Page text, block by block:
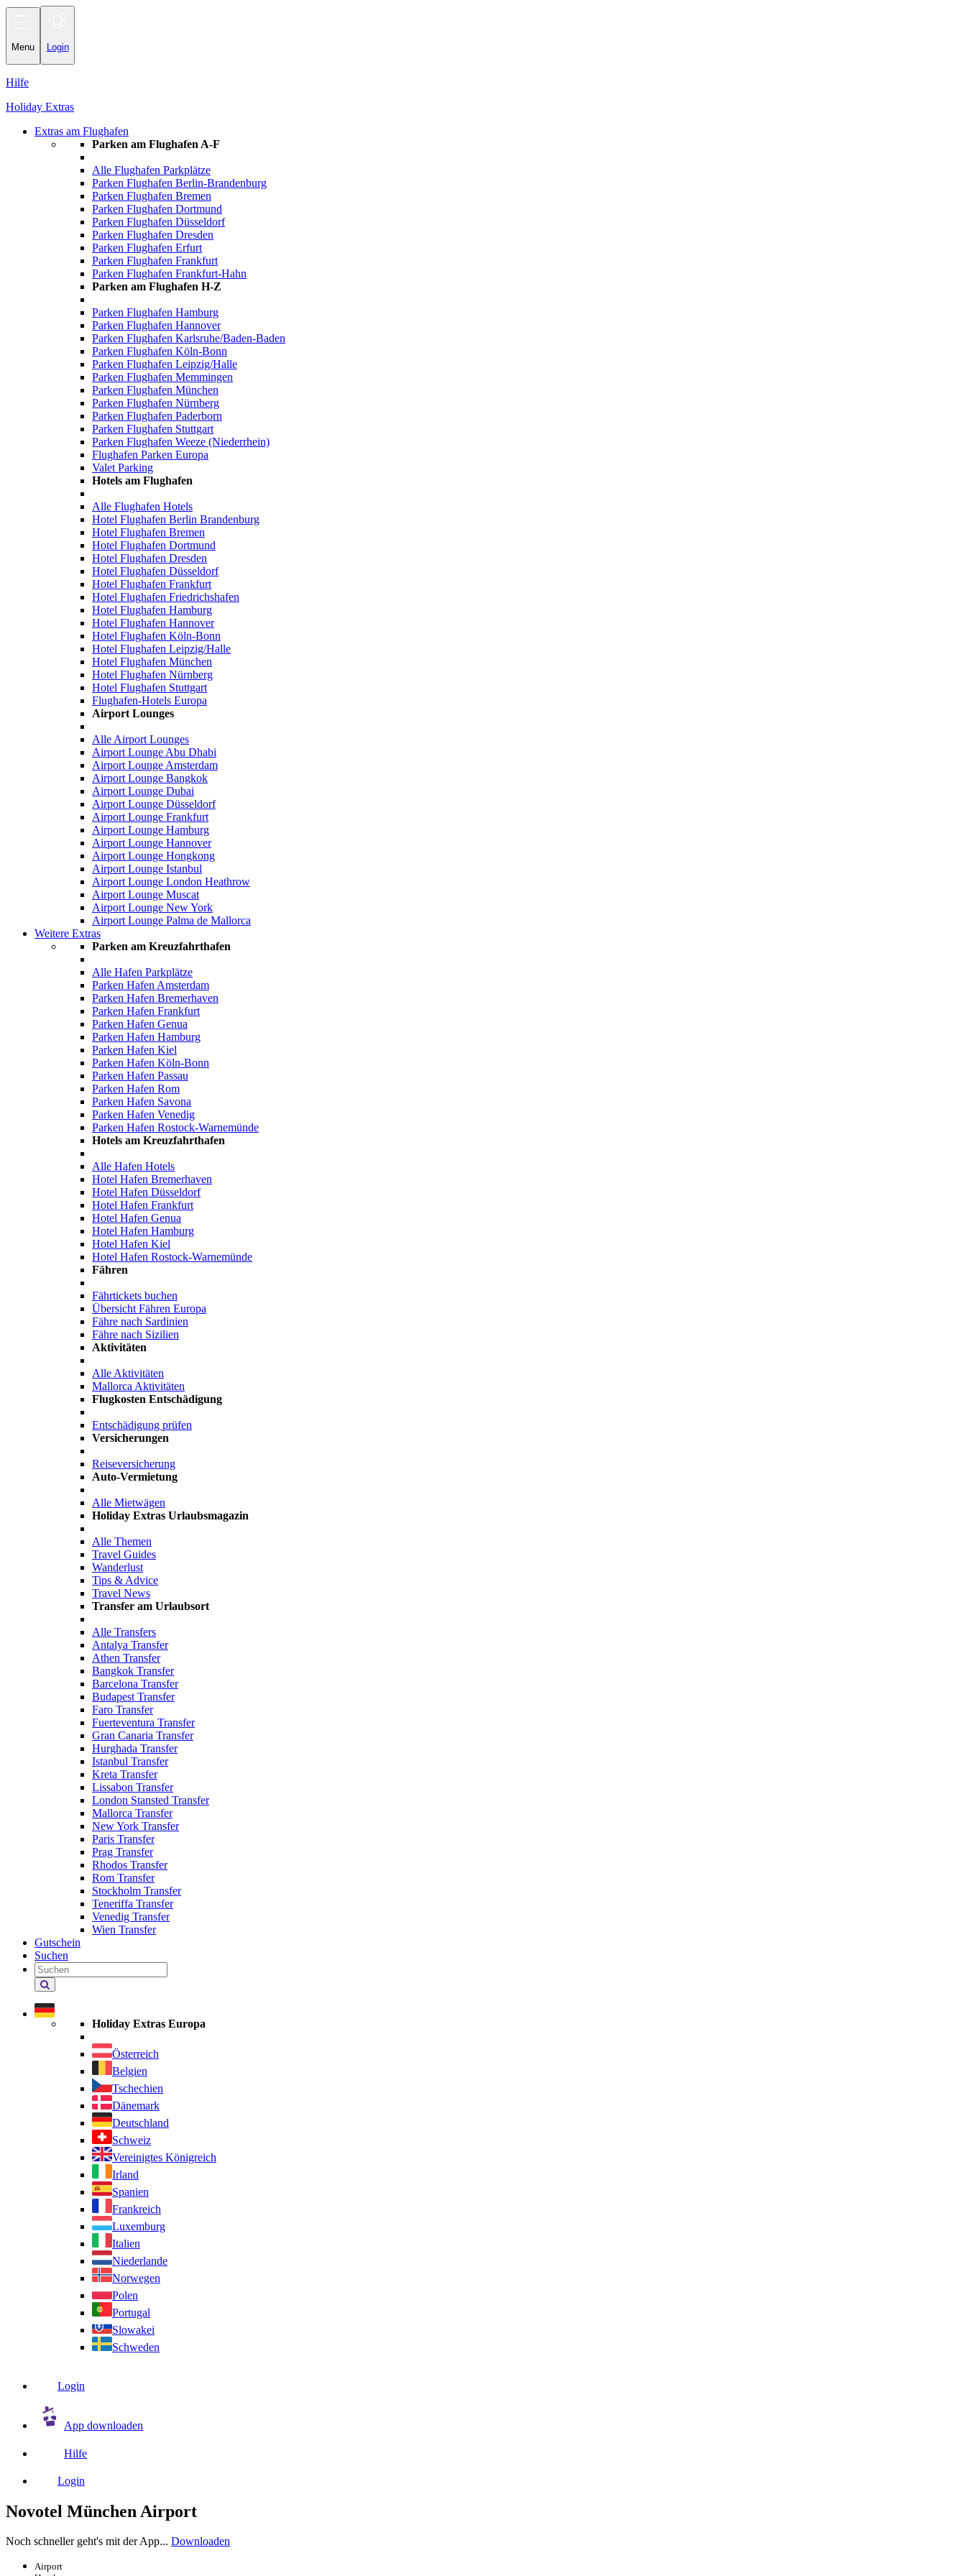
Menu Login
Hilfe
Holiday Extras
Extras am Flughafen
Parken am Flughafen A-F
Alle Flughafen Parkplätze
Parken Flughafen Berlin-Brandenburg
Parken Flughafen Bremen
Parken Flughafen Dortmund
Parken Flughafen Düsseldorf
Parken Flughafen Dresden
Parken Flughafen Erfurt
Parken Flughafen Frankfurt
Parken Flughafen Frankfurt-Hahn
Parken am Flughafen H-Z
Parken Flughafen Hamburg
Parken Flughafen Hannover
Parken Flughafen Karlsruhe/Baden-Baden
Parken Flughafen Köln-Bonn
Parken Flughafen Leipzig/Halle
Parken Flughafen Memmingen
Parken Flughafen München
Parken Flughafen Nürnberg
Parken Flughafen Paderborn
Parken Flughafen Stuttgart
Parken Flughafen Weeze (Niederrhein)
Flughafen Parken Europa
Valet Parking
Hotels am Flughafen
Alle Flughafen Hotels
Hotel Flughafen Berlin Brandenburg
Hotel Flughafen Bremen
Hotel Flughafen Dortmund
Hotel Flughafen Dresden
Hotel Flughafen Düsseldorf
Hotel Flughafen Frankfurt
Hotel Flughafen Friedrichshafen
Hotel Flughafen Hamburg
Hotel Flughafen Hannover
Hotel Flughafen Köln-Bonn
Hotel Flughafen Leipzig/Halle
Hotel Flughafen München
Hotel Flughafen Nürnberg
Hotel Flughafen Stuttgart
Flughafen-Hotels Europa
Airport Lounges
Alle Airport Lounges
Airport Lounge Abu Dhabi
Airport Lounge Amsterdam
Airport Lounge Bangkok
Airport Lounge Dubai
Airport Lounge Düsseldorf
Airport Lounge Frankfurt
Airport Lounge Hamburg
Airport Lounge Hannover
Airport Lounge Hongkong
Airport Lounge Istanbul
Airport Lounge London Heathrow
Airport Lounge Muscat
Airport Lounge New York
Airport Lounge Palma de Mallorca
Weitere Extras
Parken am Kreuzfahrthafen
Alle Hafen Parkplätze
Parken Hafen Amsterdam
Parken Hafen Bremerhaven
Parken Hafen Frankfurt
Parken Hafen Genua
Parken Hafen Hamburg
Parken Hafen Kiel
Parken Hafen Köln-Bonn
Parken Hafen Passau
Parken Hafen Rom
Parken Hafen Savona
Parken Hafen Venedig
Parken Hafen Rostock-Warnemünde
Hotels am Kreuzfahrthafen
Alle Hafen Hotels
Hotel Hafen Bremerhaven
Hotel Hafen Düsseldorf
Hotel Hafen Frankfurt
Hotel Hafen Genua
Hotel Hafen Hamburg
Hotel Hafen Kiel
Hotel Hafen Rostock-Warnemünde
Fähren
Fährtickets buchen
Übersicht Fähren Europa
Fähre nach Sardinien
Fähre nach Sizilien
Aktivitäten
Alle Aktivitäten
Mallorca Aktivitäten
Flugkosten Entschädigung
Entschädigung prüfen
Versicherungen
Reiseversicherung
Auto-Vermietung
Alle Mietwägen
Holiday Extras Urlaubsmagazin
Alle Themen
Travel Guides
Wanderlust
Tips & Advice
Travel News
Transfer am Urlaubsort
Alle Transfers
Antalya Transfer
Athen Transfer
Bangkok Transfer
Barcelona Transfer
Budapest Transfer
Faro Transfer
Fuerteventura Transfer
Gran Canaria Transfer
Hurghada Transfer
Istanbul Transfer
Kreta Transfer
Lissabon Transfer
London Stansted Transfer
Mallorca Transfer
New York Transfer
Paris Transfer
Prag Transfer
Rhodos Transfer
Rom Transfer
Stockholm Transfer
Teneriffa Transfer
Venedig Transfer
Wien Transfer
Gutschein
Suchen
Holiday
Extras
durchsuchen
Holiday Extras Europa
Österreich
Belgien
Tschechien
Dänemark
Deutschland
Schweiz
Vereinigtes Königreich
Irland
Spanien
Frankreich
Luxemburg
Italien
Niederlande
Norwegen
Polen
Portugal
Slowakei
Schweden
Login
App downloaden
Hilfe
Login
Novotel München Airport
Noch schneller geht's mit der App... Downloaden
Airport